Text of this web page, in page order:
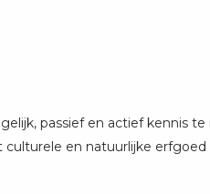
passief en actief kennis te
en natuurlijke